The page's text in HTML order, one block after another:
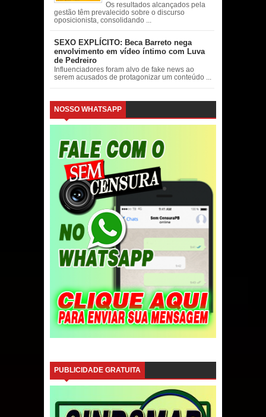
Os resultados alcançados pela
gestão têm prevalecido sobre o discurso
oposicionista, consolidando ...
SEXO EXPLÍCITO: Beca Barreto nega
envolvimento em vídeo íntimo com Luva
de Pedreiro
Influenciadores foram alvo de fake news ao
serem acusados de protagonizar um conteúdo ...
NOSSO WHATSAPP
PUBLICIDADE GRATUITA